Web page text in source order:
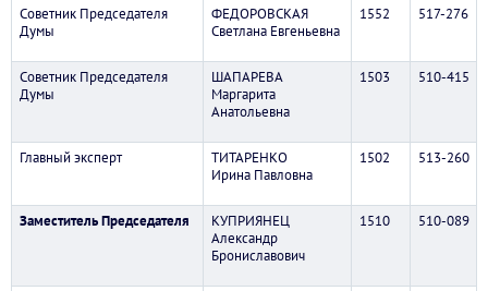
Советник Председателя
Думы
ФЕДОРОВСКАЯ
Светлана Евгеньевна
1552 517-276
Советник Председателя
Думы
ШАПАРЕВА
Маргарита
Анатольевна
1503 510-415
Главный эксперт
ТИТАРЕНКО
Ирина Павловна
1502 513-260
Заместитель Председателя
КУПРИЯНЕЦ
Александр
Брониславович
1510 510-089